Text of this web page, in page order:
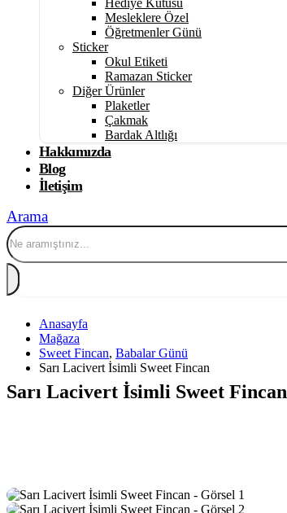
Hediye Kutusu
Mesleklere Özel
Öğretmenler Günü
Sticker
Okul Etiketi
Ramazan Sticker
Diğer Ürünler
Plaketler
Çakmak
Bardak Altlığı
Hakkımızda
Blog
İletişim
Arama
Anasayfa
Mağaza
Sweet Fincan, Babalar Günü
Sarı Lacivert İsimli Sweet Fincan
Sarı Lacivert İsimli Sweet Fincan